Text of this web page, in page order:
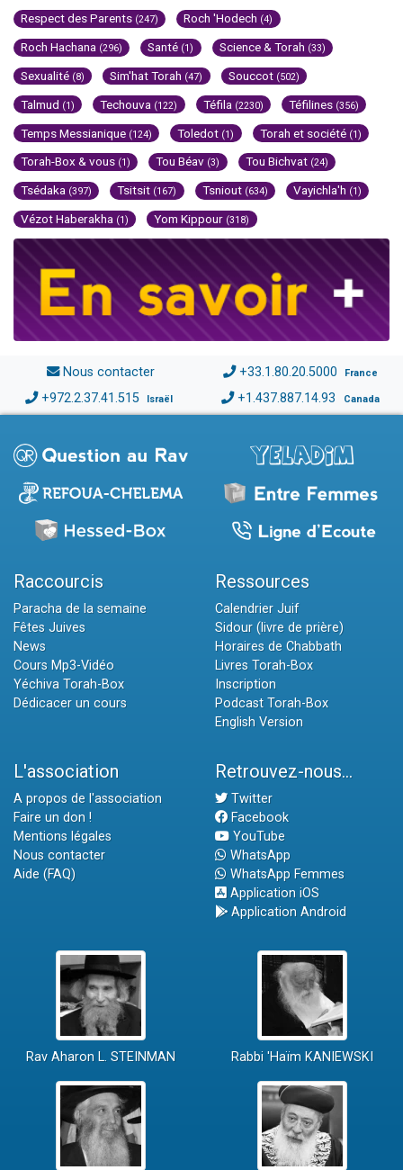
Respect des Parents (247) Roch 'Hodech (4)
Roch Hachana (296) Santé (1) Science & Torah (33)
Sexualité (8) Sim'hat Torah (47) Souccot (502)
Talmud (1) Techouva (122) Téfila (2230) Téfilines (356)
Temps Messianique (124) Toledot (1) Torah et société (1)
Torah-Box & vous (1) Tou Béav (3) Tou Bichvat (24)
Tsédaka (397) Tsitsit (167) Tsniout (634) Vayichla'h (1)
Vézot Haberakha (1) Yom Kippour (318)
Nous contacter +33.1.80.20.5000 France
+972.2.37.41.515 Israël +1.437.887.14.93 Canada
Raccourcis
Paracha de la semaine
Fêtes Juives
News
Cours Mp3-Vidéo
Yéchiva Torah-Box
Dédicacer un cours
Ressources
Calendrier Juif
Sidour (livre de prière)
Horaires de Chabbath
Livres Torah-Box
Inscription
Podcast Torah-Box
English Version
L'association
A propos de l'association
Faire un don !
Mentions légales
Nous contacter
Aide (FAQ)
Retrouvez-nous...
Twitter
Facebook
YouTube
WhatsApp
WhatsApp Femmes
Application iOS
Application Android
Rav Aharon L. STEINMAN Rabbi 'Haïm KANIEWSKI